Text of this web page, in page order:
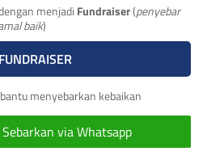
satu amalan baik di malam
mendatangkan manfaat
si penerima sedekah, tapi
sedekah dan yang
menjadi Fundraiser(penyebar
baik)
menyebarkan kebaikan
Sebarkan via Whatsapp